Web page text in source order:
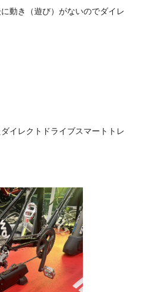
動き（遊び）がないのでダイレ
イレクトドライブスマートトレ